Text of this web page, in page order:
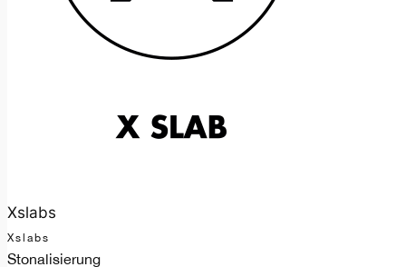
Xslabs
Xslabs
Stonalisierung